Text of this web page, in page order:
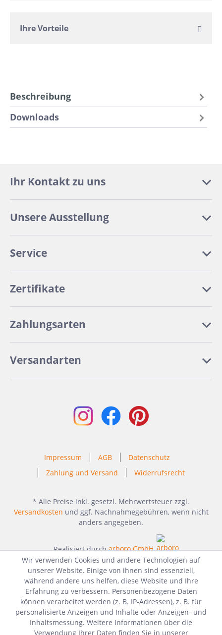
Ihre Vorteile
Beschreibung
Downloads
Ihr Kontakt zu uns
Unsere Ausstellung
Service
Zertifikate
Zahlungsarten
Versandarten
Impressum AGB
Datenschutz
Zahlung und Versand
Widerrufsrecht
* Alle Preise inkl. gesetzl. Mehrwertsteuer zzgl.
Versandkosten und ggf. Nachnahmegebühren, wenn nicht
anders angegeben.
Realisiert durcharboro GmbH
Wir verwenden Cookies und andere Technologien auf
unserer Website. Einige von ihnen sind essenziell,
während andere uns helfen, diese Website und Ihre
Erfahrung zu verbessern. Personenbezogene Daten
können verarbeitet werden (z. B. IP-Adressen), z. B. für
personalisierte Anzeigen und Inhalte oder Anzeigen- und
Inhaltsmessung. Weitere Informationen über die
Verwendung Ihrer Daten finden Sie in unserer